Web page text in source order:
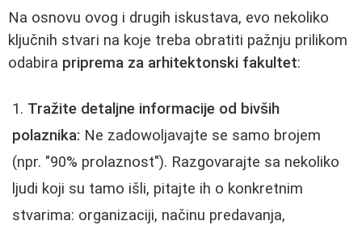
Na osnovu ovog i drugih iskustava, evo nekoliko
ključnih stvari na koje treba obratiti pažnju prilikom
odabira priprema za arhitektonski fakultet:
Tražite detaljne informacije od bivših
polaznika: Ne zadowoljavajte se samo brojem
(npr. "90% prolaznost"). Razgovarajte sa nekoliko
ljudi koji su tamo išli, pitajte ih o konkretnim
stvarima: organizaciji, načinu predavanja,